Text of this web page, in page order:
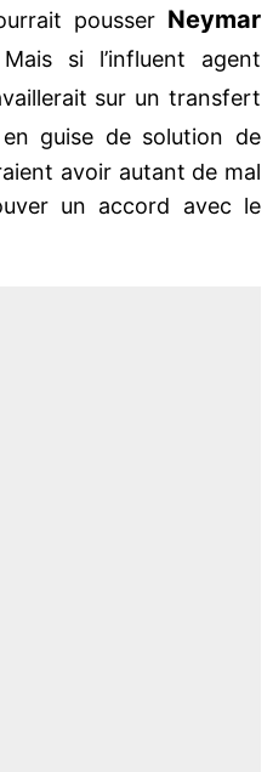
pousser Neymar
si l’influent agent
sur un transfert
en guise de solution de
avoir autant de mal
un accord avec le